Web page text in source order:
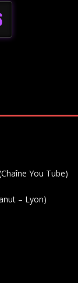
0
You Tube)
– Lyon)